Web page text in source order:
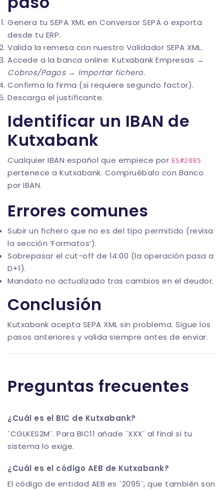
Genera tu SEPA XML en Conversor SEPA o exporta
desde tu ERP.
Valida la remesa con nuestro Validador SEPA XML.
Accede a la banca online: Kutxabank Empresas →
Cobros/Pagos→ Importar fichero.
Confirma la firma (si requiere segundo factor).
Descarga el justificante.
Identificar un IBAN de
Kutxabank
Cualquier IBAN español que empiece por ES#2095
pertenece a Kutxabank. Compruébalo con Banco
por IBAN.
Errores comunes
Subir un fichero que no es del tipo permitido (revisa
la sección ‘Formatos’).
Sobrepasar el cut-off de 14:00 (la operación pasa a
D+1).
Mandato no actualizado tras cambios en el deudor.
Conclusión
Kutxabank acepta SEPA XML sin problema. Sigue los
pasos anteriores y valida siempre antes de enviar.
Preguntas frecuentes
¿Cuál es el BIC de Kutxabank?
`CGLKES2M`. Para BIC11 añade `XXX` al final si tu
sistema lo exige.
¿Cuál es el código AEB de Kutxabank?
El código de entidad AEB es `2095`, que también son